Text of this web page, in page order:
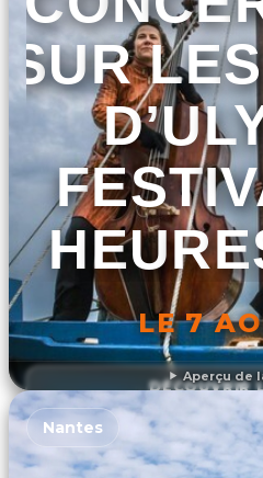
Aperçu de
SUR
LE 7
DÉCOUVRIR
Nantes